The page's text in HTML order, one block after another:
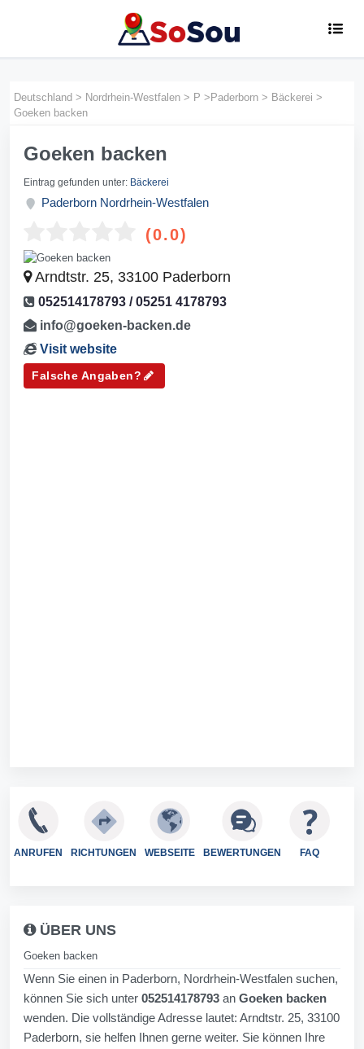
Deutschland > Nordrhein-Westfalen > P > Paderborn > Bäckerei >
Goeken backen
Goeken backen
Eintrag gefunden unter: Bäckerei
Paderborn Nordrhein-Westfalen
(0.0)
Arndtstr. 25, 33100 Paderborn
052514178793 / 05251 4178793
info@goeken-backen.de
Visit website
Falsche Angaben?
ANRUFEN RICHTUNGEN WEBSEITE BEWERTUNGEN FAQ
ÜBER UNS
Goeken backen
Wenn Sie einen in Paderborn, Nordrhein-Westfalen suchen,
können Sie sich unter 052514178793 an Goeken backen
wenden. Die vollständige Adresse lautet: Arndtstr. 25, 33100
Paderborn, sie helfen Ihnen gerne weiter. Sie können Ihre